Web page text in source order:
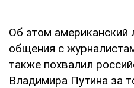
Об этом американский
общения с
также похвалил
Владимира Путина за